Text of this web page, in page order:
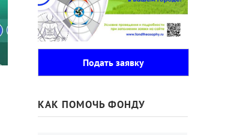
Подать заявку
КАК ПОМОЧЬ ФОНДУ